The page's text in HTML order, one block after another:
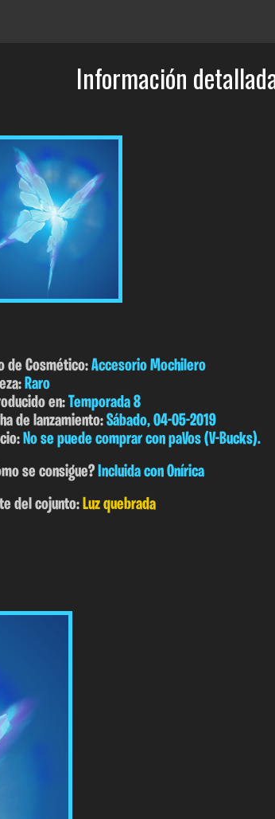
Información
de Cosmético:Accesorio Mochilero
Raro
en:Temporada 8
de lanzamiento:Sábado, 04-05-2019
No se puede comprar con paVos (V-Bucks).
se consigue? Incluida con Onírica
del cojunto:Luz quebrada